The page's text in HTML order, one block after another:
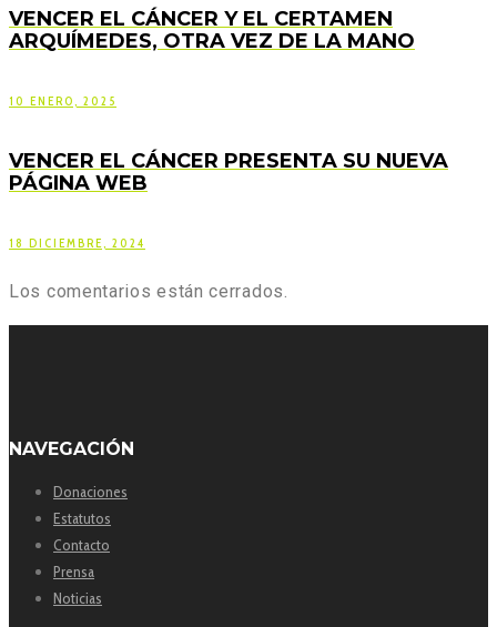
VENCER EL CÁNCER Y EL CERTAMEN
ARQUÍMEDES, OTRA VEZ DE LA MANO
10 ENERO, 2025
VENCER EL CÁNCER PRESENTA SU NUEVA
PÁGINA WEB
18 DICIEMBRE, 2024
Los comentarios están cerrados.
NAVEGACIÓN
Donaciones
Estatutos
Contacto
Prensa
Noticias